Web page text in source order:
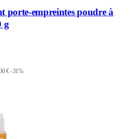
porte-empreintes poudre à
g
€ -31%